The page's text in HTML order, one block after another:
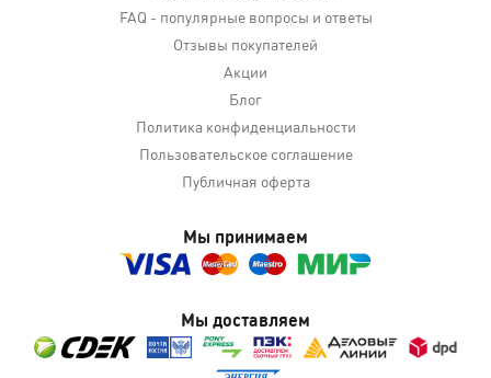
FAQ - популярные вопросы и ответы
Отзывы покупателей
Акции
Блог
Политика конфиденциальности
Пользовательское соглашение
Публичная оферта
Мы принимаем
Мы доставляем